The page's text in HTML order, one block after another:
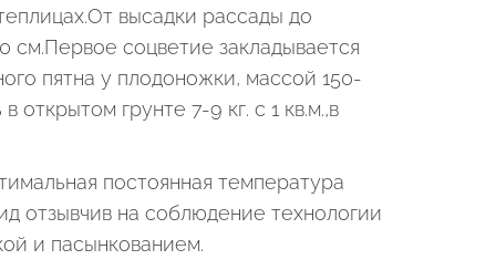
высадки рассады до
соцветие закладывается
пятна у плодоножки, массой 150-
грунте 7-9 кг. с 1 кв.м.,в
постоянная температура
отзывчив на соблюдение технологии
и пасынкованием.